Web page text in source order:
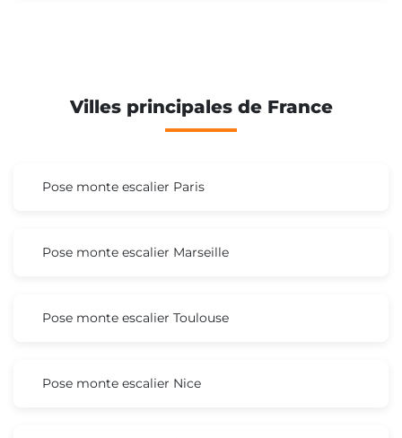
Villes principales de France
Pose monte escalier Paris
Pose monte escalier Marseille
Pose monte escalier Toulouse
Pose monte escalier Nice